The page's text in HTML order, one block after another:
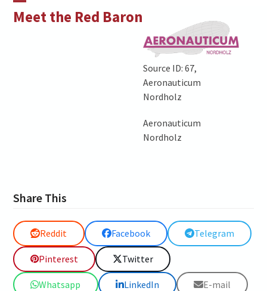
Meet the Red Baron
Open
Close
Source ID: 67,
Aeronauticum
Nordholz
Aeronauticum
Nordholz
Share This
Reddit Facebook Telegram
Pinterest Twitter
Whatsapp LinkedIn E-mail